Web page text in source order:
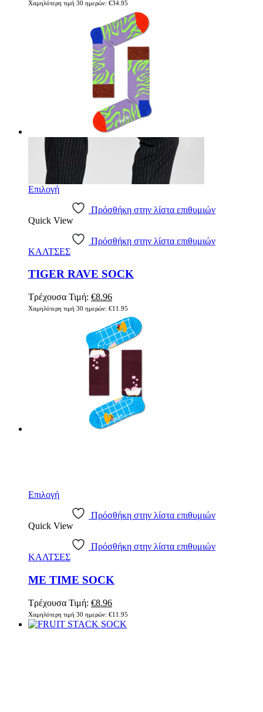
Χαμηλότερη τιμή 30 ημερών: €34.95
Επιλογή
Πρόσθήκη στην λίστα επιθυμιών
Quick View
Πρόσθήκη στην λίστα επιθυμιών
ΚΑΛΤΣΕΣ
TIGER RAVE SOCK
Τρέχουσα Τιμή: €8.96
Χαμηλότερη τιμή 30 ημερών: €11.95
Επιλογή
Πρόσθήκη στην λίστα επιθυμιών
Quick View
Πρόσθήκη στην λίστα επιθυμιών
ΚΑΛΤΣΕΣ
ME TIME SOCK
Τρέχουσα Τιμή: €8.96
Χαμηλότερη τιμή 30 ημερών: €11.95